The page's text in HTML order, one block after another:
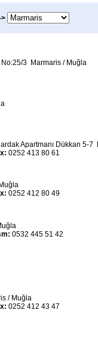
No:25/3 Marmaris / Muğla
Apartmanı Dükkan 5-7
0252 413 80 61
0252 412 80 49
0532 445 51 42
/ Muğla
0252 412 43 47